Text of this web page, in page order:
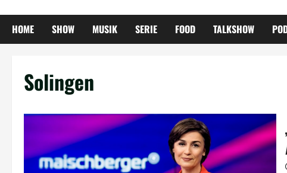
HOME SHOW MUSIK SERIE FOOD TALKSHOW
Solingen